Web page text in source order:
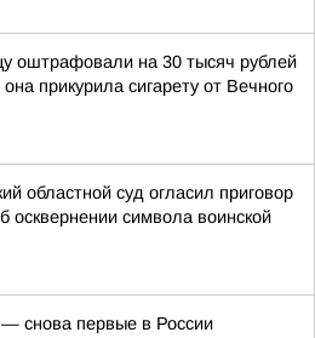
оштрафовали на 30 тысяч рублей
она прикурила сигарету от Вечного
областной суд огласил приговор
осквернении символа воинской
снова первые в России